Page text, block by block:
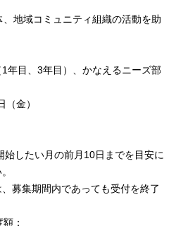
地域コミュニティ組織の活動を助
1年目、3年目）、かなえるニーズ部
金）
始したい月の前月10日までを目安に
募集期間内であっても受付を終了
：